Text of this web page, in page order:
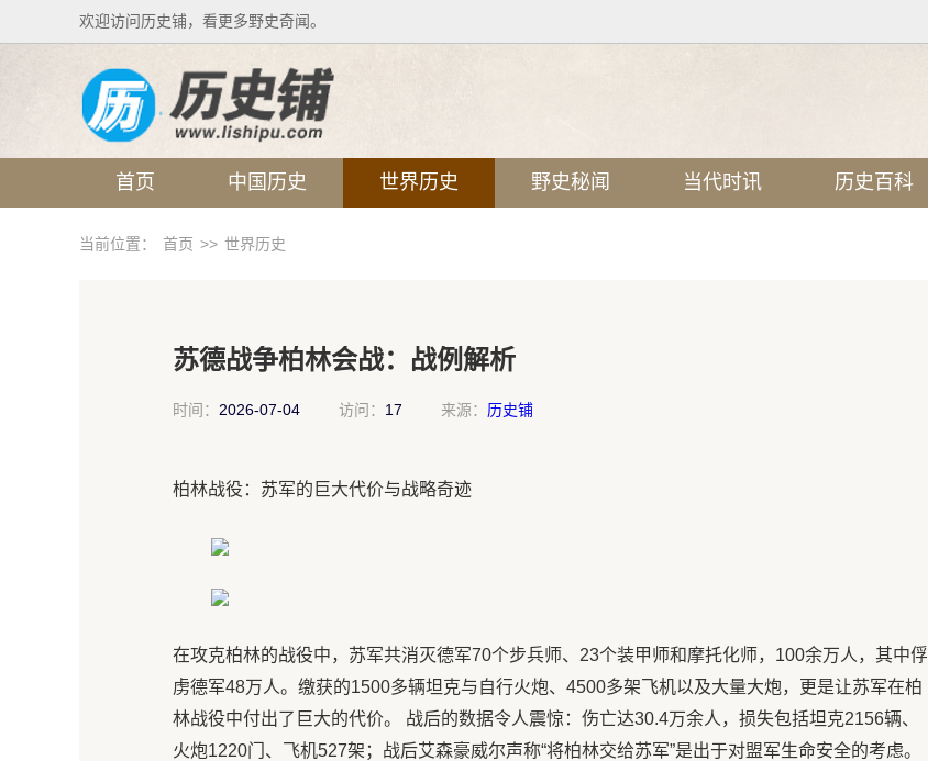
欢迎访问历史铺，看更多野史奇闻。
首页 中国历史 世界历史 野史秘闻 当代时讯 历史百科
当前位置： 首页 >> 世界历史
苏德战争柏林会战：战例解析
时间： 2026-07-04 访问： 17 来源： 历史铺
柏林战役：苏军的巨大代价与战略奇迹
在攻克柏林的战役中，苏军共消灭德军70个步兵师、23个装甲师和摩托化师，100余万人，其中俘
虏德军48万人。缴获的1500多辆坦克与自行火炮、4500多架飞机以及大量大炮，更是让苏军在柏
林战役中付出了巨大的代价。 战后的数据令人震惊：伤亡达30.4万余人，损失包括坦克2156辆、
火炮1220门、飞机527架；战后艾森豪威尔声称“将柏林交给苏军”是出于对盟军生命安全的考虑。